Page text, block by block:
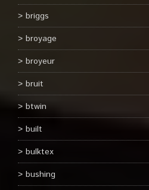
briggs
broyage
broyeur
bruit
btwin
built
bulktex
bushing